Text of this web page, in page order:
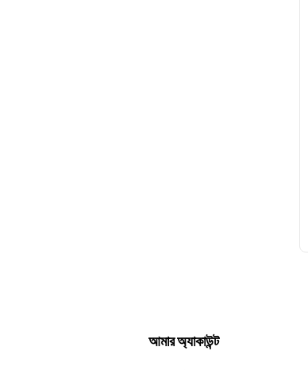
আমার অ্যাকাউন্ট